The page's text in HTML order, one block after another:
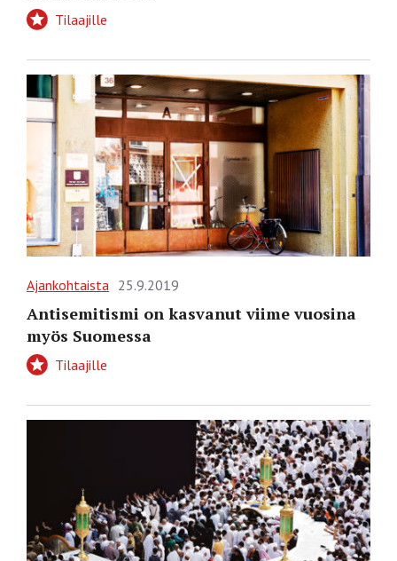
Tilaajille
Ajankohtaista 25.9.2019
Antisemitismi on kasvanut viime vuosina
myös Suomessa
Tilaajille